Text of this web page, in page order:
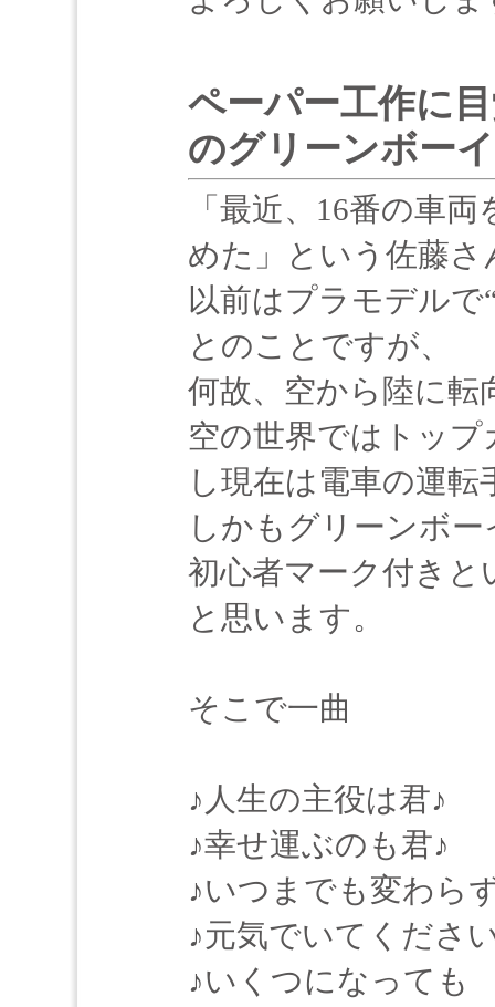
ペーパー工作に
のグリーンボー
「最近、16番の車
めた」という佐藤さ
以前はプラモデル
とのことですが、
何故、空から陸に
空の世界ではトッ
し現在は電車の運転
しかもグリーンボー
初心者マーク付き
と思います。
そこで一曲
♪人生の主役は君♪
♪幸せ運ぶのも君♪
♪いつまでも変わら
♪元気でいてくださ
♪いくつになっても